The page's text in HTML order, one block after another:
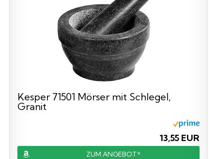
Kesper 71501 Mörser mit Schlegel,
Granit
13,55 EUR
ZUM ANGEBOT*